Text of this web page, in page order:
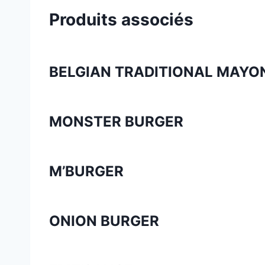
Produits associés
BELGIAN TRADITIONAL
MONSTER BURGER
M’BURGER
ONION BURGER